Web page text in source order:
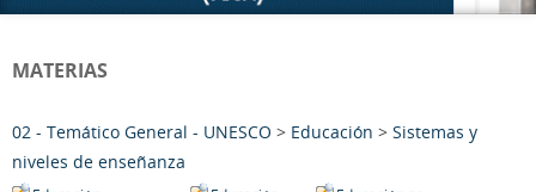
MATERIAS
02 - Temático General - UNESCO > Educación > Sistemas y
niveles de enseñanza